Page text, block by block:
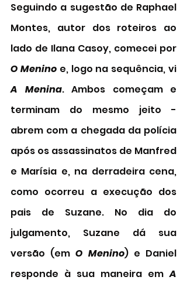
Seguindo a sugestão de Raphael
Montes, autor dos roteiros ao
O Menino
A Menina. Ambos começam e
terminam do mesmo jeito -
abrem com a chegada da polícia
após os assassinatos de Manfred
e Marísia e, na derradeira cena,
como ocorreu a execução dos
pais de Suzane. No dia do
julgamento, Suzane dá sua
versão (em O Menino) e Daniel
responde à sua maneira em A